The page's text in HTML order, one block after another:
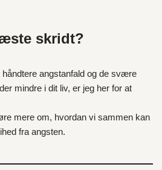
skridt?
angstanfald og de svære
mindre i dit liv, er jeg her for at
mere om, hvordan vi sammen kan
fra angsten.